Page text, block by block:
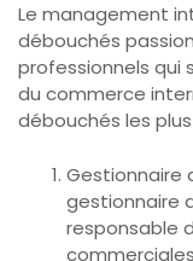
Le management
débouchés
professionnels qui
du commerce
débouchés les
Gestionnaire
gestionnaire
responsable